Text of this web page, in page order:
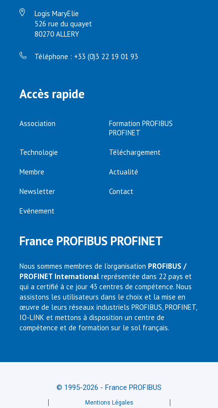
Logis MaryElie
526 rue du quayet
80270 ALLERY
Téléphone : +33 (0)3 22 19 01 93
Accès rapide
Association
Formation PROFIBUS
PROFINET
Technologie Téléchargement
Membre Actualité
Newsletter Contact
Evénement
France PROFIBUS PROFINET
Nous sommes membres de l’organisation PROFIBUS /
PROFINET International représentée dans 22 pays et
qui a certifié à ce jour 43 centres de compétence. Nous
assistons les utilisateurs dans le choix et la mise en
œuvre de leurs réseaux industriels PROFIBUS, PROFINET,
IO-LINK et mettons à disposition un centre de
compétence et de formation sur le sol français.
© 1995-2026 - France PROFIBUS
Mentions Légales